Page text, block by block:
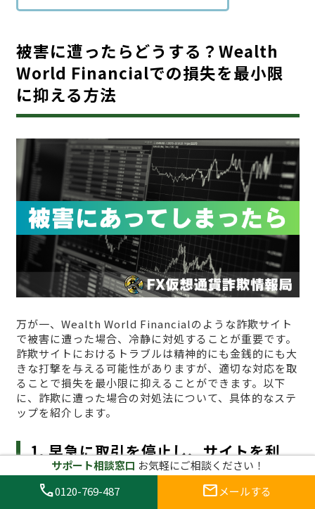
被害に遭ったらどうする？Wealth
World Financialでの損失を最小限
に抑える方法
万が一、Wealth World Financialのような詐欺サイト
で被害に遭った場合、冷静に対処することが重要です。
詐欺サイトにおけるトラブルは精神的にも金銭的にも大
きな打撃を与える可能性がありますが、適切な対応を取
ることで損失を最小限に抑えることができます。以下
に、詐欺に遭った場合の対処法について、具体的なステ
ップを紹介します。
1. 早急に取引を停止し、サイトを利
用しない
サポート相談窓口 お気軽にご相談ください！
call0120-769-487 mail メールする